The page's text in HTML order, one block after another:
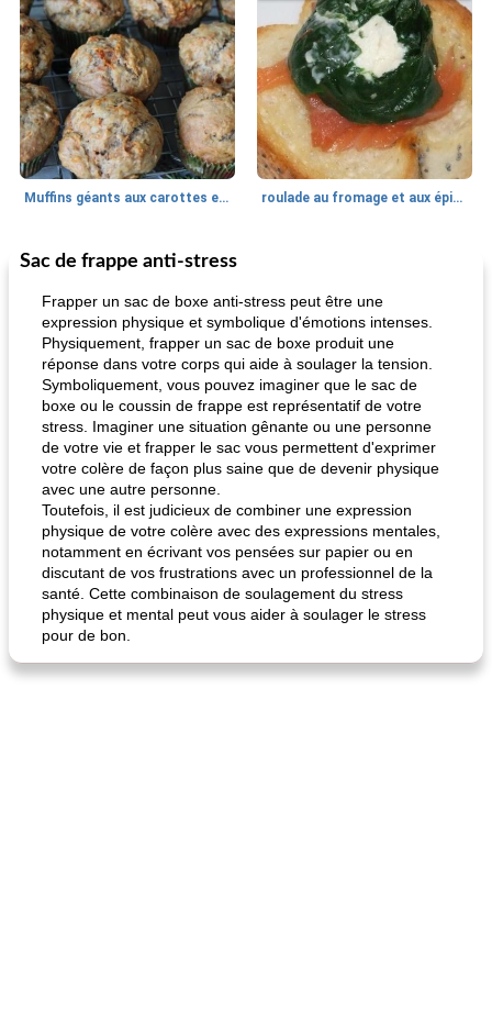
Muffins géants aux carottes et à la banane de Nif roulade au fromage et aux épinards
30min
Marques de confiance: recettes et
fiesta tostadas le méga's jopp joes
Sac de frappe anti-stress
Frapper un sac de boxe anti-stress peut être une
expression physique et symbolique d'émotions intenses.
Physiquement, frapper un sac de boxe produit une
réponse dans votre corps qui aide à soulager la tension.
Symboliquement, vous pouvez imaginer que le sac de
boxe ou le coussin de frappe est représentatif de votre
stress. Imaginer une situation gênante ou une personne
de votre vie et frapper le sac vous permettent d'exprimer
votre colère de façon plus saine que de devenir physique
avec une autre personne.
Toutefois, il est judicieux de combiner une expression
physique de votre colère avec des expressions mentales,
notamment en écrivant vos pensées sur papier ou en
discutant de vos frustrations avec un professionnel de la
santé. Cette combinaison de soulagement du stress
physique et mental peut vous aider à soulager le stress
pour de bon.